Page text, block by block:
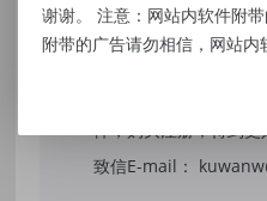
之而来的风险与本站
24个小时之内，从您
件，购买注册，得到
致信E-mail：
谢谢。 注意：网站内软件附
附带的广告请勿相信，网站内